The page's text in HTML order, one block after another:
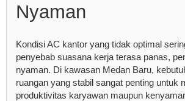
Nyaman
Kondisi AC kantor yang tidak optimal
penyebab suasana kerja terasa panas,
nyaman. Di kawasan Medan Baru,
ruangan yang stabil sangat penting untuk
produktivitas karyawan maupun